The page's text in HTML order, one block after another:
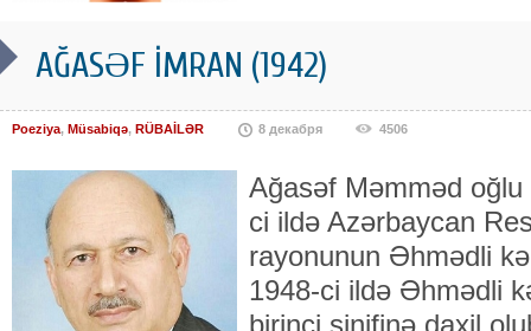
AĞASƏF İMRAN (1942)
Poeziya, Müsabiqə, RÜBAİLƏR 8 декабря 4506
Ağasəf Məmməd
ci ildə Azərbaycan
rayonunun Əhmədli
1948-ci ildə Əhmədli